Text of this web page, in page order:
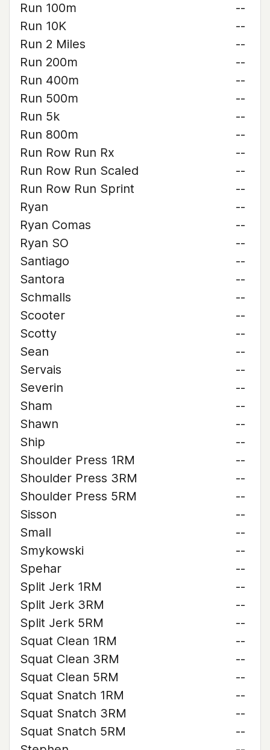
Run 100m
--
Run 10K
--
Run 2 Miles
--
Run 200m
--
Run 400m
--
Run 500m
--
Run 5k
--
Run 800m
--
Run Row Run Rx
--
Run Row Run Scaled
--
Run Row Run Sprint
--
Ryan
--
Ryan Comas
--
Ryan SO
--
Santiago
--
Santora
--
Schmalls
--
Scooter
--
Scotty
--
Sean
--
Servais
--
Severin
--
Sham
--
Shawn
--
Ship
--
Shoulder Press 1RM
--
Shoulder Press 3RM
--
Shoulder Press 5RM
--
Sisson
--
Small
--
Smykowski
--
Spehar
--
Split Jerk 1RM
--
Split Jerk 3RM
--
Split Jerk 5RM
--
Squat Clean 1RM
--
Squat Clean 3RM
--
Squat Clean 5RM
--
Squat Snatch 1RM
--
Squat Snatch 3RM
--
Squat Snatch 5RM
--